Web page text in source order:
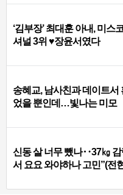
‘김부장’ 최대훈 아내, 미스
셔널 3위 ♥장윤서였다
송혜교, 남사친과 데이트서
었을 뿐인데…빛나는 미모
신동 살 너무 뺐나‥37㎏ 감
서 요요 와야하나 고민”(전